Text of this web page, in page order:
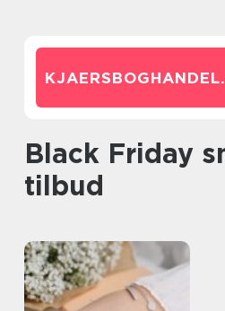
KJAERSBOGHANDEL.
Black Friday smykker,
tilbud